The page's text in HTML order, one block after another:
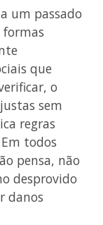
um passado
que
o
sem
regras
todos
pensa, não
desprovido
danos